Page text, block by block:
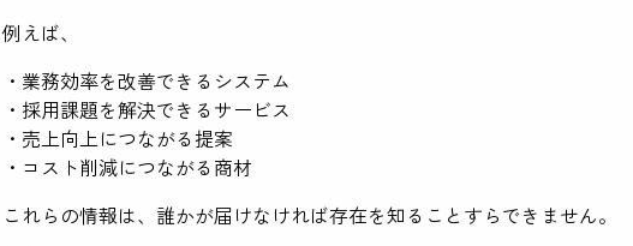
例えば、
・業務効率を改善できるシステム
・採用課題を解決できるサービス
・売上向上につながる提案
・コスト削減につながる商材
これらの情報は、誰かが届けなければ存在を知ることすらできません。